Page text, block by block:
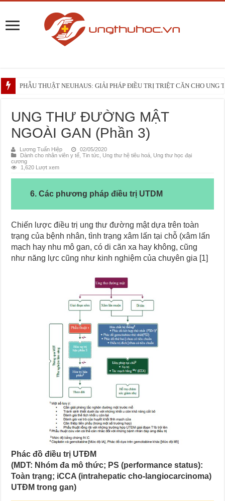
PHẪU THUẬT NEUHAUS: GIẢI PHÁP ĐIỀU TRỊ TRIỆT CĂN CHO UNG
Những điều bạn cần biết trước liệu trình xạ trị vùng đầu – cổ
ĐẠI CƯƠNG VỀ U HẮC TỐ HỆ TIÊU HÓA
UNG THƯ ĐƯỜNG MẬT
NGOÀI GAN (Phần 3)
Lương Tuấn Hiệp
02/05/2020
Dành cho nhân viên y tế ,Tin tức Ung thư hệ tiêu hoá Ung thư học đại
cương
1,620 Lượt xem
6. Các phương pháp điều trị UTDM
Chiến lược điều trị ung thư đường mật dựa trên toàn
trạng của bệnh nhân, tình trạng xâm lấn tại chỗ (xâm lấn
mạch hay nhu mô gan, có di căn xa hay không, cũng
như năng lực cũng như kinh nghiệm của chuyên gia [1]
Phác đồ điều trị UTĐM
(MDT: Nhóm đa mô thức; PS (performance status):
Toàn trạng; iCCA (intrahepatic cho-langiocarcinoma)
UTĐM trong gan)